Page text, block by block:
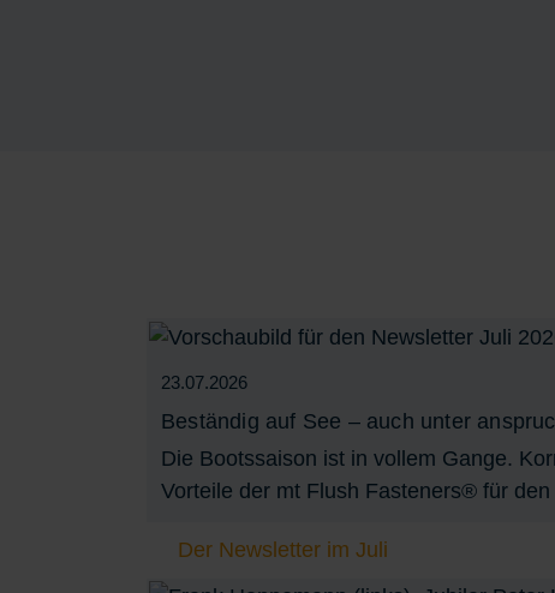
23.07.2026
Beständig auf See – auch unter
Die Bootssaison ist in vollem Gange.
Vorteile der mt Flush Fasteners® für
Der Newsletter im Juli